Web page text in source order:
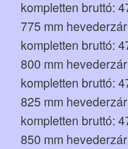
kompletten bruttó:
775 mm
kompletten bruttó:
800 mm
kompletten bruttó:
825 mm
kompletten bruttó:
850 mm